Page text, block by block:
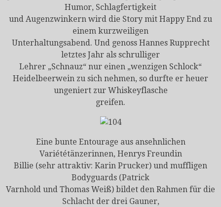
Humor, Schlagfertigkeit
und Augenzwinkern wird die Story mit Happy End zu
einem kurzweiligen
Unterhaltungsabend. Und genoss Hannes Rupprecht
letztes Jahr als schrulliger
Lehrer „Schnauz“ nur einen „wenzigen Schlock“
Heidelbeerwein zu sich nehmen, so durfte er heuer
ungeniert zur Whiskeyflasche
greifen.
Eine bunte Entourage aus ansehnlichen
Variététänzerinnen, Henrys Freundin
Billie (sehr attraktiv: Karin Prucker) und muffligen
Bodyguards (Patrick
Varnhold und Thomas Weiß) bildet den Rahmen für die
Schlacht der drei Gauner,